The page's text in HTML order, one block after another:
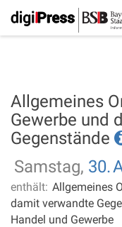
Allgemeines
Gewerbe und
Gegenstände
Samstag, 30.
enthält: Allgemeines
damit verwandte
Handel und Gewerbe